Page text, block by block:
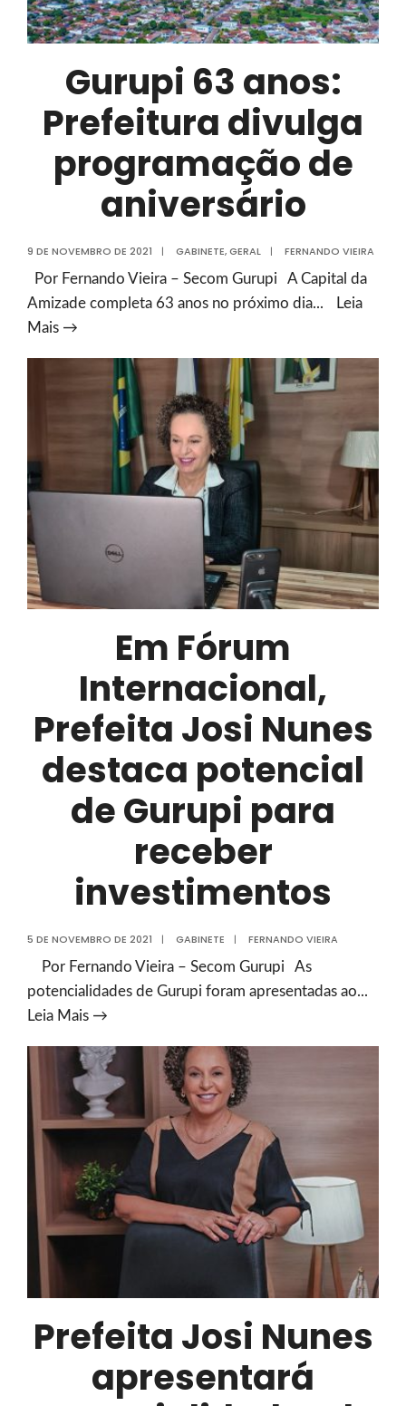
Gurupi 63 anos:
Prefeitura divulga
programação de
aniversário
9 DE NOVEMBRO DE 2021 | GABINETE,GERAL | FERNANDO VIEIRA
Por Fernando Vieira – Secom Gurupi A Capital da
Amizade completa 63 anos no próximo dia...
Leia
Mais →
Prefeitura
divulga
programação
aniversário
Em Fórum
Internacional,
Prefeita Josi Nunes
destaca potencial
de Gurupi para
receber
investimentos
5 DE NOVEMBRO DE 2021 | GABINETE | FERNANDO VIEIRA
Por Fernando Vieira – Secom Gurupi As
potencialidades de Gurupi foram apresentadas ao...
Leia Mais →
Internacional,
Prefeita
Josi
Nunes
destaca
potencial
de
Gurupi
Prefeita Josi Nunes
apresentará